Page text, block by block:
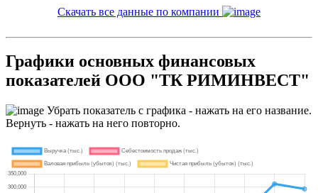
Скачать все данные по компании
Графики основных финансовых
показателей ООО "ТК РИМИНВЕСТ"
Убрать показатель с графика - нажать на его название.
Вернуть - нажать на него повторно.